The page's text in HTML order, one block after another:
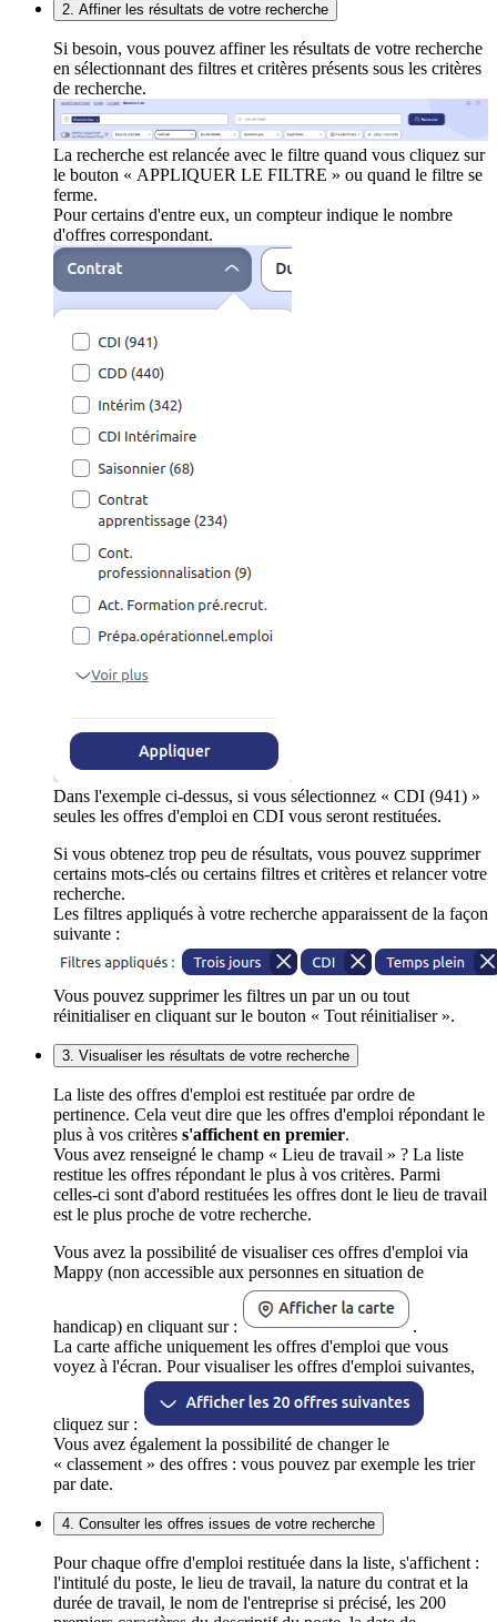
2. Affiner les résultats de votre recherche
Si besoin, vous pouvez affiner les résultats de votre recherche
en sélectionnant des filtres et critères présents sous les critères
de recherche.
La recherche est relancée avec le filtre quand vous cliquez sur
le bouton « APPLIQUER LE FILTRE » ou quand le filtre se
ferme.
Pour certains d'entre eux, un compteur indique le nombre
d'offres correspondant.
Dans l'exemple ci-dessus, si vous sélectionnez « CDI (941) »
seules les offres d'emploi en CDI vous seront restituées.
Si vous obtenez trop peu de résultats, vous pouvez supprimer
certains mots-clés ou certains filtres et critères et relancer votre
recherche.
Les filtres appliqués à votre recherche apparaissent de la façon
suivante :
Vous pouvez supprimer les filtres un par un ou tout
réinitialiser en cliquant sur le bouton « Tout réinitialiser ».
3. Visualiser les résultats de votre recherche
La liste des offres d'emploi est restituée par ordre de
pertinence. Cela veut dire que les offres d'emploi répondant le
plus à vos critères s'affichent en premier.
Vous avez renseigné le champ « Lieu de travail » ? La liste
restitue les offres répondant le plus à vos critères. Parmi
celles-ci sont d'abord restituées les offres dont le lieu de travail
est le plus proche de votre recherche.
Vous avez la possibilité de visualiser ces offres d'emploi via
Mappy (non accessible aux personnes en situation de
handicap) en cliquant sur :
.
La carte affiche uniquement les offres d'emploi que vous
voyez à l'écran. Pour visualiser les offres d'emploi suivantes,
cliquez sur :
Vous avez également la possibilité de changer le
« classement » des offres : vous pouvez par exemple les trier
par date.
4. Consulter les offres issues de votre recherche
Pour chaque offre d'emploi restituée dans la liste, s'affichent :
l'intitulé du poste, le lieu de travail, la nature du contrat et la
durée de travail, le nom de l'entreprise si précisé, les 200